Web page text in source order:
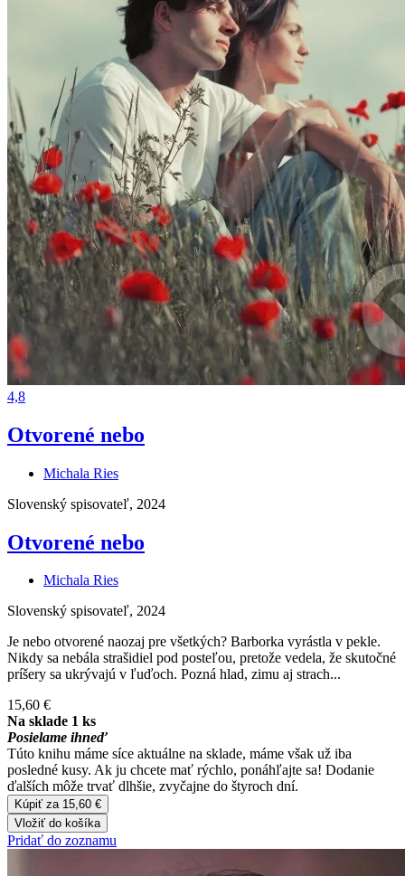
4,8
Otvorené nebo
Michala Ries
Slovenský spisovateľ, 2024
Otvorené nebo
Michala Ries
Slovenský spisovateľ, 2024
Je nebo otvorené naozaj pre všetkých? Barborka vyrástla v pekle.
Nikdy sa nebála strašidiel pod posteľou, pretože vedela, že skutočné
príšery sa ukrývajú v ľuďoch. Pozná hlad, zimu aj strach...
15,60 €
Na sklade 1 ks
Posielame ihneď
Túto knihu máme síce aktuálne na sklade, máme však už iba
posledné kusy. Ak ju chcete mať rýchlo, ponáhľajte sa! Dodanie
ďalších môže trvať dlhšie, zvyčajne do štyroch dní.
Kúpiť za 15,60 €
Vložiť do košíka
Pridať do zoznamu